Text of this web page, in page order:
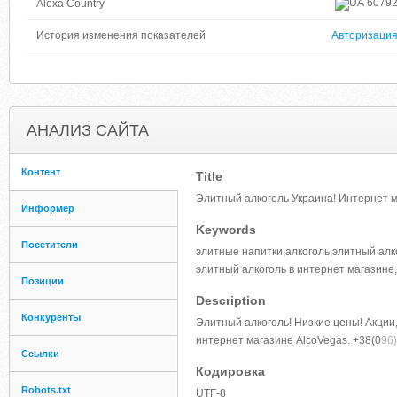
Alexa Country 60792
История изменения показателей Авторизация
АНАЛИЗ САЙТА
Контент
Информер
Посетители
Позиции
Конкуренты
Ссылки
Robots.txt
Title
Элитный алкоголь Украина! Интернет
Keywords
элитные напитки,алкоголь,элитный
элитный алкоголь в интернет
Description
Элитный алкоголь! Низкие цены!
интернет магазине AlcoVegas. +38(0
Кодировка
UTF-8